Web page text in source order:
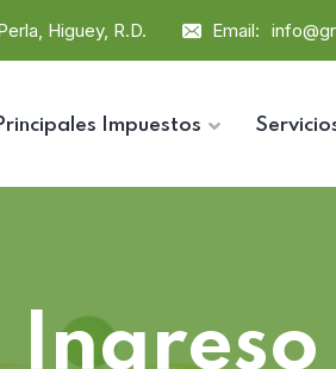
Higuey, R.D. Email:
Impuestos